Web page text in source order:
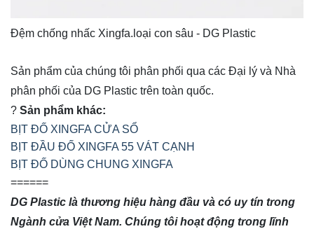
Đệm chống nhấc Xingfa.loại con sâu - DG Plastic
Sản phẩm của chúng tôi phân phối qua các Đại lý và Nhà
phân phối của DG Plastic trên toàn quốc.
? Sản phẩm khác:
BỊT ĐỐ XINGFA CỬA SỔ
BỊT ĐẦU ĐỐ XINGFA 55 VÁT CẠNH
BỊT ĐỐ DÙNG CHUNG XINGFA
======
DG Plastic là thương hiệu hàng đầu và có uy tín trong
Ngành cửa Việt Nam. Chúng tôi hoạt động trong lĩnh